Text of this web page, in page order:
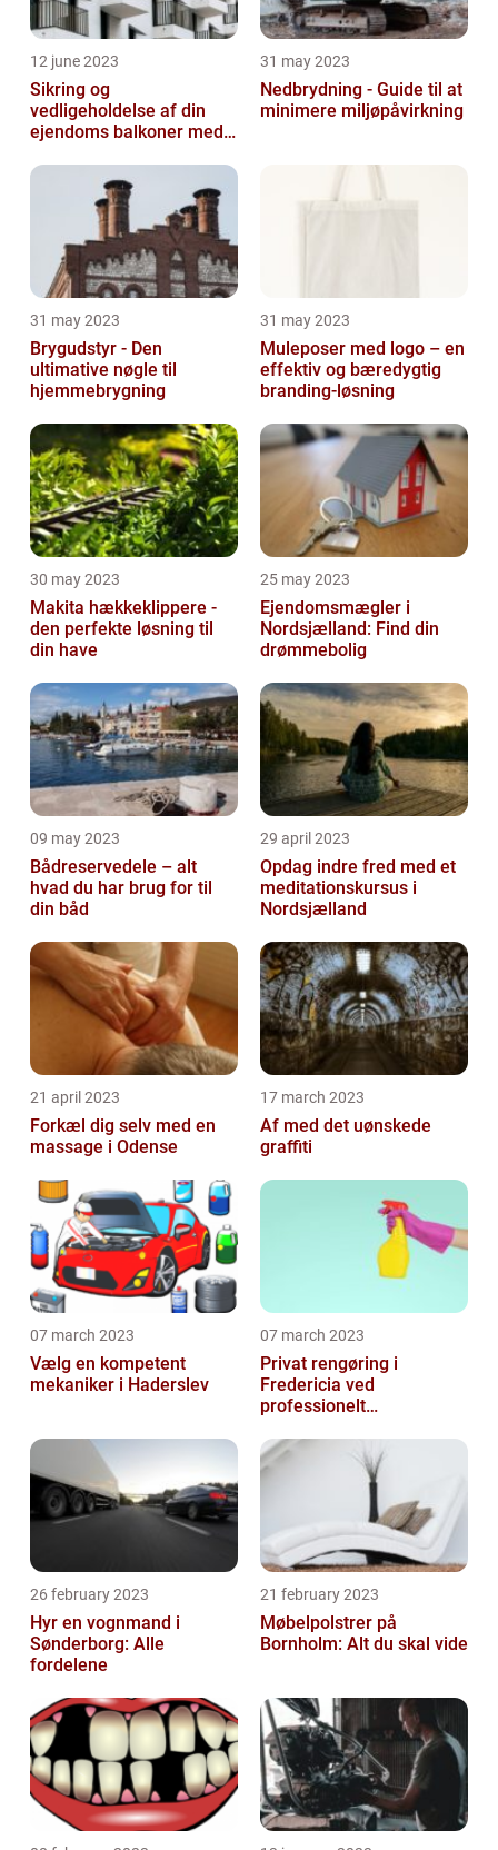
12 june 2023
Sikring og
vedligeholdelse af din
ejendoms balkoner med
31 may 2023
Nedbrydning - Guide til at
minimere miljøpåvirkning
31 may 2023
Brygudstyr - Den
ultimative nøgle til
hjemmebrygning
31 may 2023
Muleposer med logo – en
effektiv og bæredygtig
branding-løsning
30 may 2023
Makita hækkeklippere -
den perfekte løsning til
din have
25 may 2023
Ejendomsmægler i
Nordsjælland: Find din
drømmebolig
09 may 2023
Bådreservedele – alt
hvad du har brug for til
din båd
29 april 2023
Opdag indre fred med et
meditationskursus i
Nordsjælland
21 april 2023
Forkæl dig selv med en
massage i Odense
17 march 2023
Af med det uønskede
graffiti
07 march 2023
Vælg en kompetent
mekaniker i Haderslev
07 march 2023
Privat rengøring i
Fredericia ved
professionelt
26 february 2023
Hyr en vognmand i
Sønderborg: Alle
fordelene
21 february 2023
Møbelpolstrer på
Bornholm: Alt du skal vide